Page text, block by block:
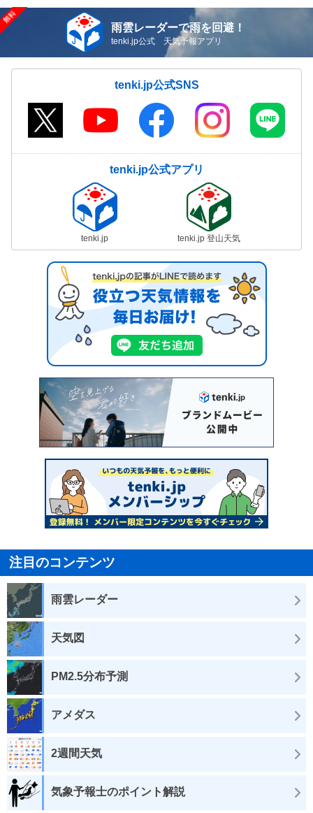
雨雲レーダーで雨を回避！
tenki.jp公式 天気予報アプリ
tenki.jp公式SNS
tenki.jp公式アプリ
tenki.jp tenki.jp 登山天気
注目のコンテンツ
雨雲レーダー
天気図
PM2.5分布予測
アメダス
2週間天気
気象予報士のポイント解説